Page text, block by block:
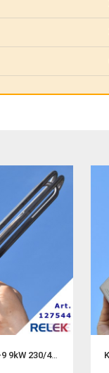
Elpatronelement PI-9 9kW 230/400V Incoloy R50 IL=355mm